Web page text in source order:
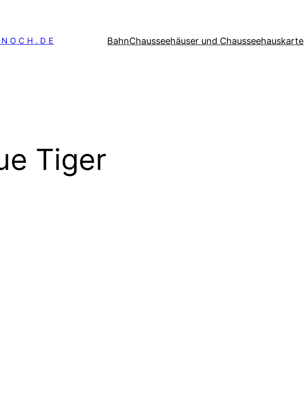
O C H . D E BahnChausseehäuser und Chausseehauskarte
Tiger